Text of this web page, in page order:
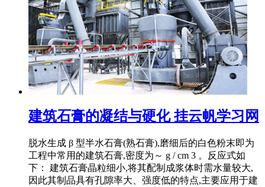
建筑石膏的凝结与硬化 挂云帆学习网
脱水生成 β 型半水石膏(熟石膏),磨细后的白色粉末即为
工程中常用的建筑石膏,密度为～ g / cm 3 。反应式如
下： 建筑石膏晶粒细小,将其配制成浆体时需水量较大,
因此其制品具有孔隙率大、强度低的特点,主要应用于建